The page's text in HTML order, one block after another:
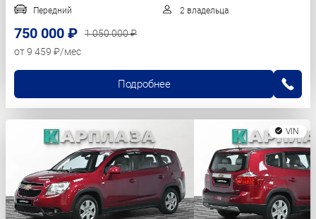
Передний
2 владельца
750 000 ₽
1 050 000 ₽
от 9 459 ₽/мес
Подробнее
VIN